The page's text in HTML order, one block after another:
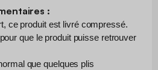
:
ce produit est livré compressé.
que le produit puisse retrouver
que quelques plis